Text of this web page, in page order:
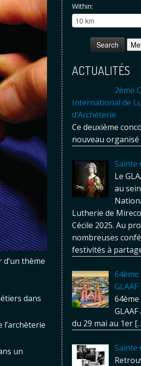
thème
dans
un
Within:
ACTUALITÉS
2ème
International de
d’Archèterie
Ce deuxième
nouveau
Sainte
Le
au sein
Lutherie de
Cécile 2025. Au
nombreuses
festivités à
GLAAF
du 29 mai au 1er
Sainte